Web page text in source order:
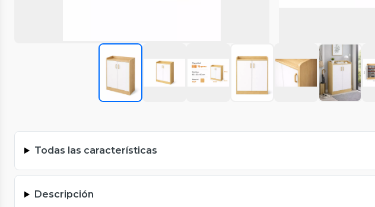
Todas las características
Descripción